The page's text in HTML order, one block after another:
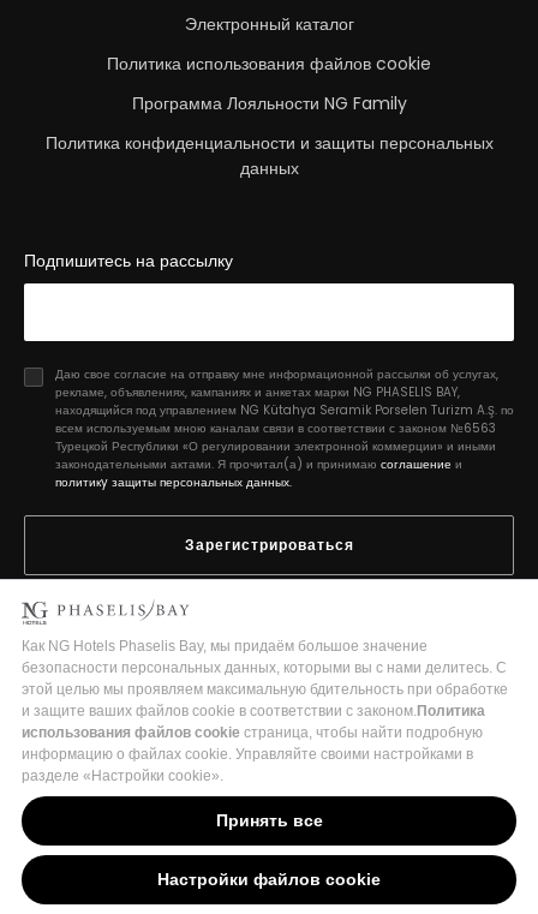
Электронный каталог
Политика использования файлов cookie
Программа Лояльности NG Family
Политика конфиденциальности и защиты персональных
данных
Подпишитесь на рассылку
Даю свое согласие на отправку мне информационной рассылки об услугах,
рекламе, объявлениях, кампаниях и анкетах марки NG PHASELIS BAY,
находящийся под управлением NG Kütahya Seramik Porselen Turizm A.Ş. по
всем используемым мною каналам связи в соответствии с законом №6563
Турецкой Республики «О регулировании электронной коммерции» и иными
законодательными актами. Я прочитал(а) и принимаю соглашение и
политикy защиты персональных данных.
Зарегистрироваться
2026 Copyright © Phaselis Bay
Turizm İşletme Belge No:18875